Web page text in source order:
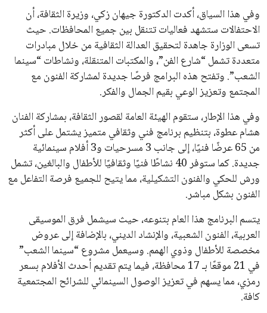
وفي هذا السياق، أكدت الدكتورة جيهان زكي، وزيرة الثقافة، أن
الاحتفالات ستشهد فعاليات تتنقل بين جميع المحافظات. حيث
تسعى الوزارة جاهدة لتحقيق العدالة الثقافية من خلال مبادرات
متعددة تشمل “شارع الفن”، والمكتبات المتنقلة، ونشاطات “سينما
الشعب”. وتفتح هذه البرامج فرصًا جديدة لمشاركة الفنون مع
المجتمع وتعزيز الوعي بقيم الجمال والفكر.
وفي هذا الإطار، ستقوم الهيئة العامة لقصور الثقافة، بمشاركة الفنان
هشام عطوة، بتنظيم برنامج فني وثقافي متميز يشتمل على أكثر
من 65 عرضًا فنيًا، إلى جانب 3 مسرحيات و3 أفلام سينمائية
جديدة. كما ستوفر 40 نشاطًا فنيًا وثقافيًا للأطفال والبالغين، تشمل
ورش للحكي والفنون التشكيلية، مما يتيح للجميع فرصة التفاعل مع
الفنون بشكل مباشر.
يتسم البرنامج هذا العام بتنوعه، حيث سيشمل فرق الموسيقى
العربية، الفنون الشعبية، والإنشاد الديني، بالإضافة إلى عروض
مخصصة للأطفال وذوي الهمم. وسيعمل مشروع “سينما الشعب”
في 21 موقعًا بـ 17 محافظة، فيما يتم تقديم أحدث الأفلام بسعر
رمزي، مما يسهم في تعزيز الوصول السينمائي للشرائح المجتمعية
كافة.